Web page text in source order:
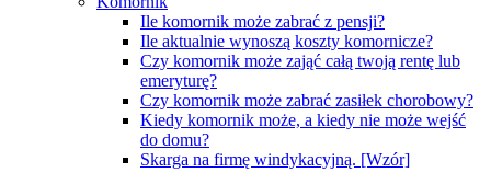
Ile komornik może zabrać z pensji?
Ile aktualnie wynoszą koszty komornicze?
Czy komornik może zająć całą twoją rentę lub
emeryturę?
Czy komornik może zabrać zasiłek chorobowy?
Kiedy komornik może, a kiedy nie może wejść
do domu?
Skarga na firmę windykacyjną. [Wzór]